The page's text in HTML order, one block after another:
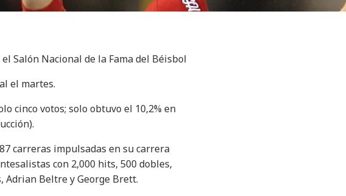
Salón Nacional de la Fama del Béisbol
el martes.
cinco votos; solo obtuvo el 10,2% en
carreras impulsadas en su carrera
con 2,000 hits, 500 dobles,
Adrian Beltre y George Brett.